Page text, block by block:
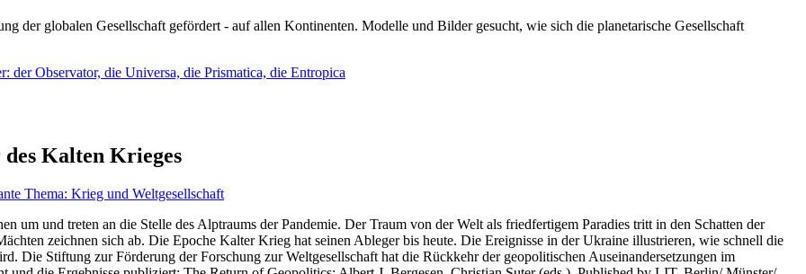
der globalen Gesellschaft gefördert - auf allen Kontinenten. Modelle und Bilder gesucht, wie sich die planetarische Gesellschaft
der Observator, die Universa, die Prismatica, die Entropica
Kalten Krieges
Thema: Krieg und Weltgesellschaft
um und treten an die Stelle des Alptraums der Pandemie. Der Traum von der Welt als friedfertigem Paradies tritt in den Schatten der
zeichnen sich ab. Die Epoche Kalter Krieg hat seinen Ableger bis heute. Die Ereignisse in der Ukraine illustrieren, wie schnell die
Die Stiftung zur Förderung der Forschung zur Weltgesellschaft hat die Rückkehr der geopolitischen Auseinandersetzungen im